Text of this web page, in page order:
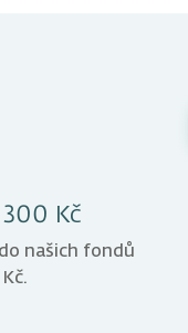
Kč
našich fondů